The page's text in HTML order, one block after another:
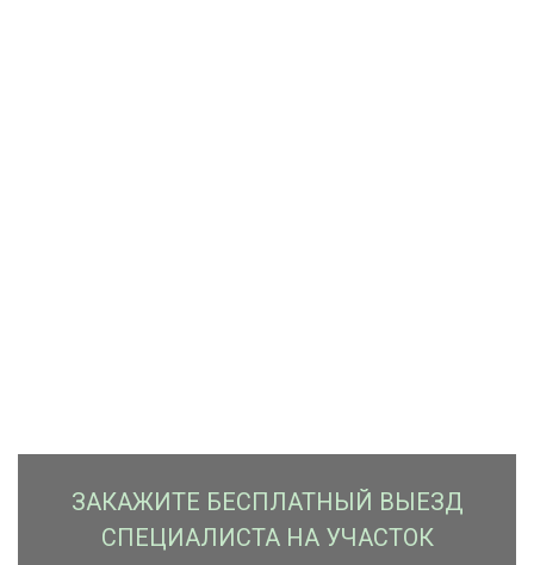
ЗАКАЖИTЕ БЕСПЛАТНЫЙ ВЫЕЗД
СПЕЦИАЛИСТА НА УЧАСТОК